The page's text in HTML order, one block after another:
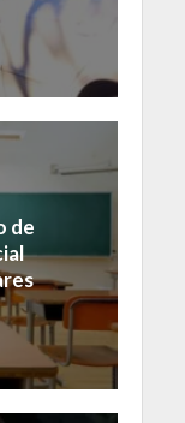
de